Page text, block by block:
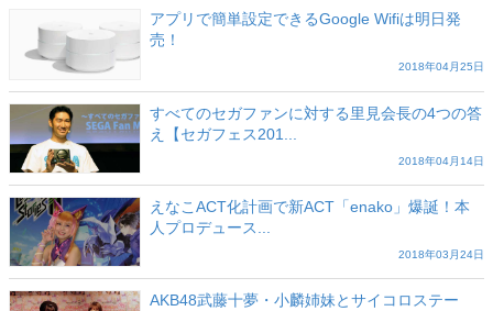
アプリで簡単設定できるGoogle Wifiは明日発
売！
2018年04月25日
すべてのセガファンに対する里見会長の4つの答
え【セガフェス201...
2018年04月14日
えなこACT化計画で新ACT「enako」爆誕！本
人プロデュース...
2018年03月24日
AKB48武藤十夢・小麟姉妹とサイコロステー